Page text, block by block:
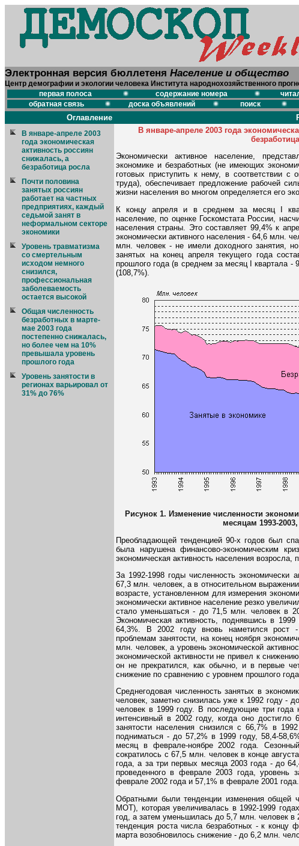
Электронная версия бюллетеня Население и общество
Центр демографии и экологии человека Института народнохозяйственного
первая полоса
содержание номера
обратная связь
доска объявлений поиск
Оглавление
В январе-апреле 2003
года экономическая
активность россиян
снижалась, а
безработица росла
Почти половина
занятых россиян
работает на частных
предприятиях, каждый
седьмой занят в
неформальном секторе
экономики
Уровень травматизма
со смертельным
исходом немного
снизился,
профессиональная
заболеваемость
остается высокой
Общая численность
безработных в марте-
мае 2003 года
постепенно снижалась,
но более чем на 10%
превышала уровень
прошлого года
Уровень занятости в
регионах варьировал от
31% до 76%
В январе-апреле 2003 года
Экономически активное население,
экономике и безработных (не имеющих
готовых приступить к нему, в соответствии с
труда), обеспечивает предложение рабочей
жизни населения во многом определяется его
К концу апреля и в среднем за месяц I
население, по оценке Госкомстата России,
населения страны. Это составляет 99,4% к
экономически активного населения - 64,6 млн.
млн. человек - не имели доходного занятия,
занятых на конец апреля текущего года
прошлого года (в среднем за месяц I квартала -
(108,7%).
Рисунок 1. Изменение численности
месяцам 1993-
Преобладающей тенденцией 90-х годов был
была нарушена финансово-экономическим
экономическая активность населения возросла,
За 1992-1998 годы численность экономически
67,3 млн. человек, а в относительном
возрасте, установленном для измерения
экономически активное население резко
стало уменьшаться - до 71,5 млн. человек в
Экономическая активность, поднявшись в
64,3%. В 2002 году вновь наметился рост -
проблемам занятости, на конец ноября
млн. человек, а уровень экономической
экономической активности не привел к
он не прекратился, как обычно, и в первые
снижение по сравнению с уровнем прошлого года.
Среднегодовая численность занятых в
человек, заметно снизилась уже к 1992 году -
человек в 1999 году. В последующие три года
интенсивный в 2002 году, когда оно достигло
занятости населения снизился с 66,7% в
подниматься - до 57,2% в 1999 году, 58,4-
месяц в феврале-ноябре 2002 года.
сократилось с 67,5 млн. человек в конце
года, а за три первых месяца 2003 года - до
проведенного в феврале 2003 года, уровень
феврале 2002 года и 57,1% в феврале 2001 года.
Обратными были тенденции изменения общей
МОТ), которая увеличивалась в 1992-1999
год, а затем уменьшилась до 5,7 млн. человек в
тенденция роста числа безработных - к концу
марта возобновилось снижение - до 6,2 млн.